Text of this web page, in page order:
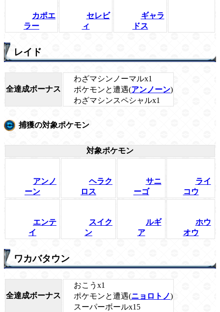
カポエ
ラー
セレビ
ィ
ギャラ
ドス
レイド
全達成ボーナス
わざマシンノーマルx1
ポケモンと遭遇(アンノーン)
わざマシンスペシャルx1
捕獲の対象ポケモン
対象ポケモン
アンノ
ーン
ヘラク
ロス
サニ
ーゴ
ライ
コウ
エンテ
イ
スイク
ン
ルギ
ア
ホウ
オウ
ワカバタウン
全達成ボーナス
おこうx1
ポケモンと遭遇(ニョロトノ)
スーパーボールx15